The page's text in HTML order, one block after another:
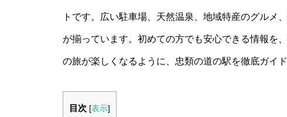
トです。広い駐車場、天然温泉、地域特産のグルメ
が揃っています。初めての方でも安心できる情報を
の旅が楽しくなるように、忠類の道の駅を徹底ガイド
目次 [表示]